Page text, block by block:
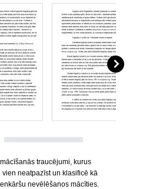
traucējumi, kurus
neatpazīst un klasificē kā
nevēlēšanos mācīties.